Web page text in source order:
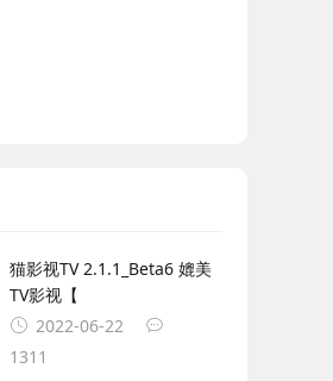
猫影视TV 2.1.1_Beta6 媲美
TV影视【
2022-06-22
1311